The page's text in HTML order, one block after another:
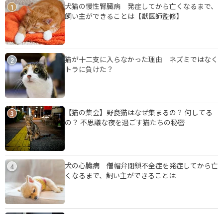
1
犬猫の慢性腎臓病 発症してから亡くなるまで、
飼い主ができることは【獣医師監修】
2
猫が十二支に入らなかった理由 ネズミではなく
トラに負けた？
3
【猫の集会】野良猫はなぜ集まるの？ 何してる
の？ 不思議な夜を過ごす猫たちの秘密
4
犬の心臓病 僧帽弁閉鎖不全症を発症してから亡
くなるまで、飼い主ができることは